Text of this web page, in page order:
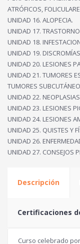
ATRÓFICOS,
UNIDAD 16. ALOPECIA.
UNIDAD 17.
UNIDAD 18.
UNIDAD 19.
UNIDAD 20. LESIONES
UNIDAD 21. TUMORES
TUMORES
UNIDAD 22.
UNIDAD 23. LESIONES
UNIDAD 24. LESIONES
UNIDAD 25. QUISTES Y
UNIDAD 26.
UNIDAD 27. CONSEJOS
Descripción
Certificaciones
Curso celebrado